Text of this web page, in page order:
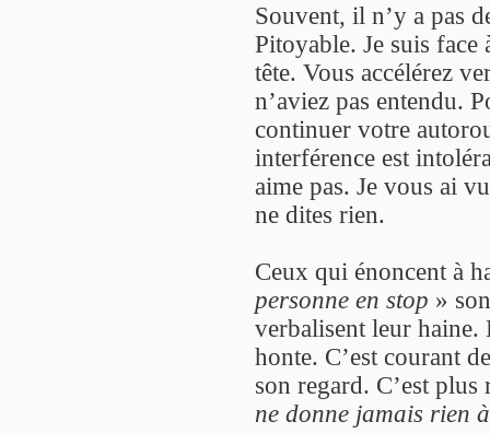
Souvent, il n’y a pas
Pitoyable. Je suis
tête. Vous accélérez
n’aviez pas entendu.
continuer votre
interférence est
aime pas. Je vous ai
ne dites rien.
Ceux qui énoncent à
personne en stop »
verbalisent leur haine.
honte. C’est courant
son regard. C’est
ne donne jamais rien